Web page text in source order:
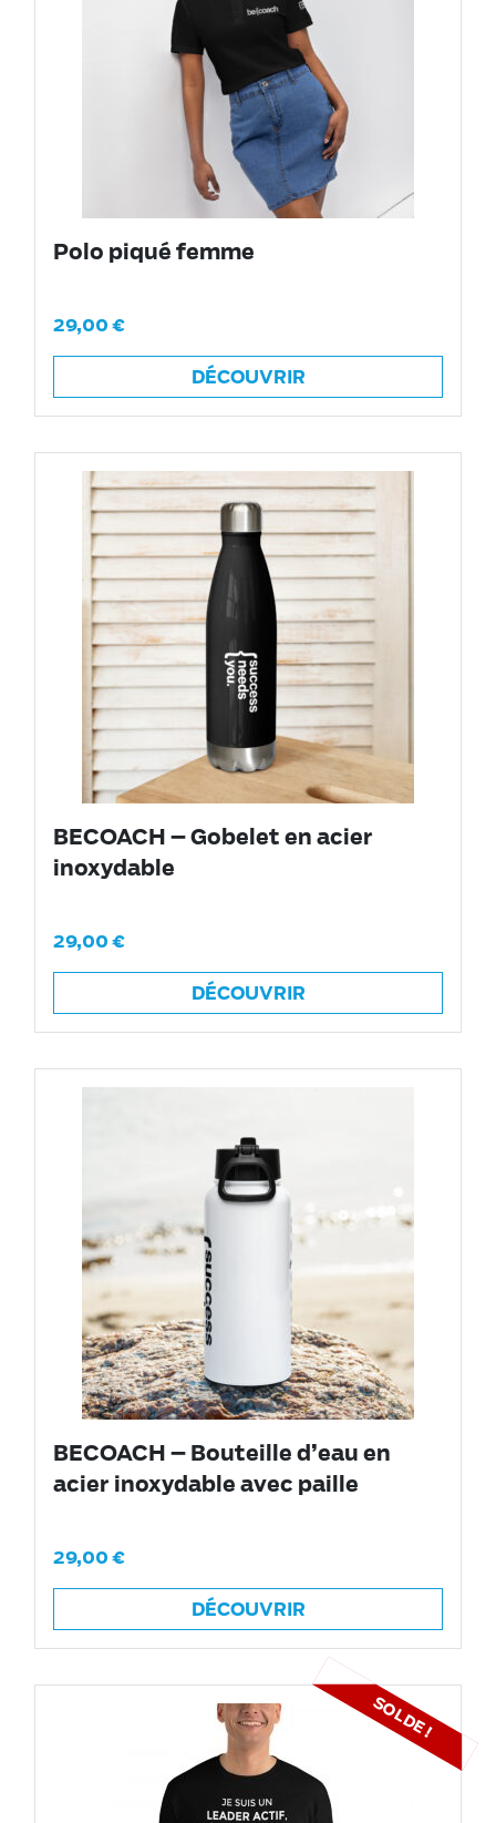
Polo piqué femme
29,00€
DÉCOUVRIR
BECOACH – Gobelet en acier
inoxydable
29,00€
DÉCOUVRIR
BECOACH – Bouteille d’eau en
acier inoxydable avec paille
29,00€
DÉCOUVRIR
SOLDE !